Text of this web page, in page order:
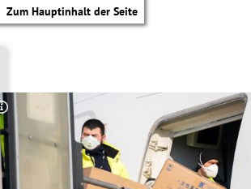
Zum Hauptinhalt der Seite
Copyright-Hinweis öffnen/schließen